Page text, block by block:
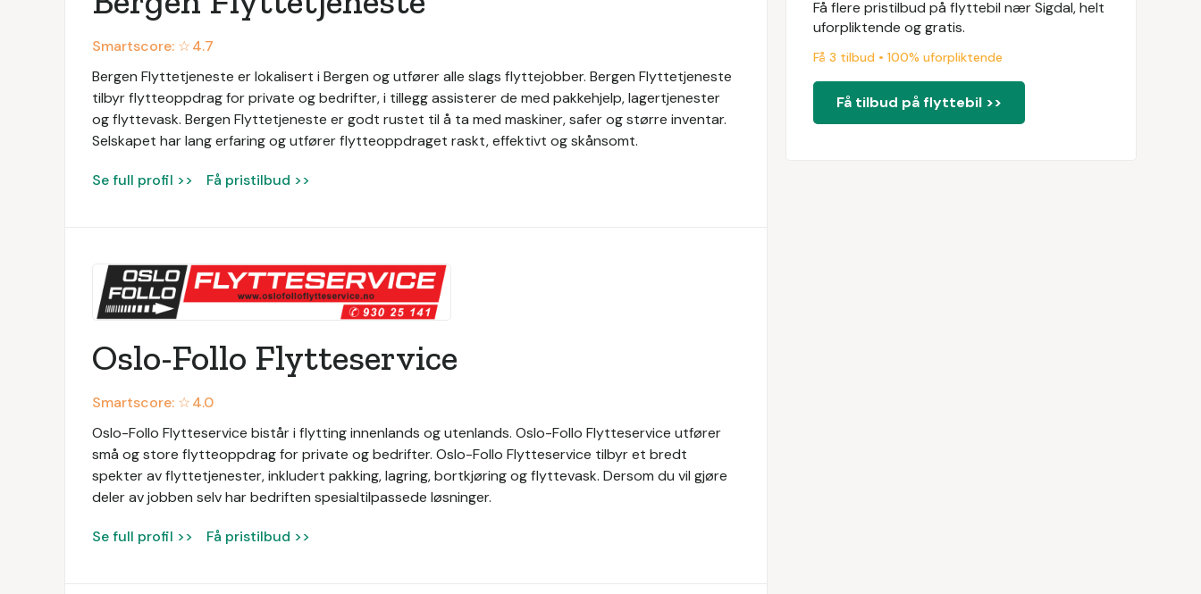
Smartscore: ☆4.7
Bergen Flyttetjeneste er lokalisert i Bergen og utfører alle slags flyttejobber. Bergen Flyttetjeneste
tilbyr flytteoppdrag for private og bedrifter, i tillegg assisterer de med pakkehjelp, lagertjenester
og flyttevask. Bergen Flyttetjeneste er godt rustet til å ta med maskiner, safer og større inventar.
Selskapet har lang erfaring og utfører flytteoppdraget raskt, effektivt og skånsomt.
Se full profil >> Få pristilbud >>
Oslo-Follo Flytteservice
Smartscore: ☆4.0
Oslo-Follo Flytteservice bistår i flytting innenlands og utenlands. Oslo-Follo Flytteservice utfører
små og store flytteoppdrag for private og bedrifter. Oslo-Follo Flytteservice tilbyr et bredt
spekter av flyttetjenester, inkludert pakking, lagring, bortkjøring og flyttevask. Dersom du vil gjøre
deler av jobben selv har bedriften spesialtilpassede løsninger.
Se full profil >> Få pristilbud >>
Få flere pristilbud på flyttebil nær Sigdal, helt
uforpliktende og gratis.
Få 3 tilbud • 100% uforpliktende
Få tilbud på flyttebil >>